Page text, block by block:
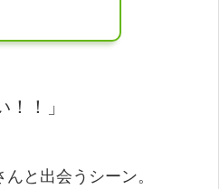
！」
と出会うシーン。